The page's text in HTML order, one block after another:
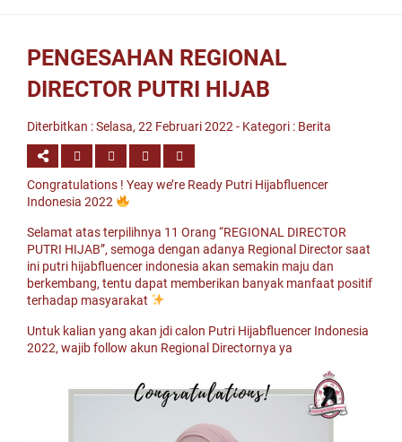
PENGESAHAN REGIONAL
DIRECTOR PUTRI HIJAB
Diterbitkan :Selasa, 22 Februari 2022 - Kategori : Berita
Congratulations ! Yeay we’re Ready Putri Hijabfluencer
Indonesia 2022
Selamat atas terpilihnya 11 Orang “REGIONAL DIRECTOR
PUTRI HIJAB”, semoga dengan adanya Regional Director saat
ini putri hijabfluencer indonesia akan semakin maju dan
berkembang, tentu dapat memberikan banyak manfaat positif
terhadap masyarakat
Untuk kalian yang akan jdi calon Putri Hijabfluencer Indonesia
2022, wajib follow akun Regional Directornya ya